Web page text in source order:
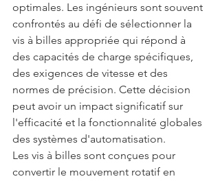
optimales. Les ingénieurs sont souvent
confrontés au défi de sélectionner la
vis à billes appropriée qui répond à
des capacités de charge spécifiques,
des exigences de vitesse et des
normes de précision. Cette décision
peut avoir un impact significatif sur
l'efficacité et la fonctionnalité globales
des systèmes d'automatisation.
Les vis à billes sont conçues pour
convertir le mouvement rotatif en